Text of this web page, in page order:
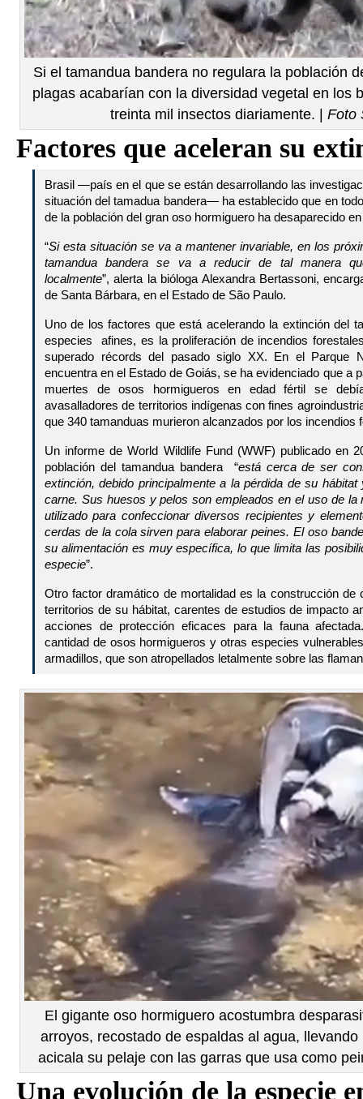
Si el tamandua bandera no regulara la población
plagas acabarían con la diversidad vegetal en los
treinta mil insectos diariamente. |Foto
Factores que aceleran su
Brasil —país en el que se están desarrollando las
situación del tamadua bandera— ha establecido que en
de la población del gran oso hormiguero ha desaparecido
“Si esta situación se va a mantener invariable, en los
tamandua bandera se va a reducir de tal manera
localmente”, alerta la bióloga Alexandra Bertassoni,
de Santa Bárbara, en el Estado de São Paulo.
Uno de los factores que está acelerando la extinción del
especies afines, es la proliferación de incendios
superado récords del pasado siglo XX. En el Parque
encuentra en el Estado de Goiás, se ha evidenciado que a
muertes de osos hormigueros en edad fértil se
avasalladores de territorios indígenas con fines
que 340 tamanduas murieron alcanzados por los incendios
Un informe de World Wildlife Fund (WWF) publicado en
población del tamandua bandera “está cerca de ser
extinción, debido principalmente a la pérdida de su
carne. Sus huesos y pelos son empleados en el uso de la
utilizado para confeccionar diversos recipientes y
cerdas de la cola sirven para elaborar peines. El oso
su alimentación es muy específica, lo que limita las
especie”.
Otro factor dramático de mortalidad es la construcción de
territorios de su hábitat, carentes de estudios de impacto
acciones de protección eficaces para la fauna
cantidad de osos hormigueros y otras especies
armadillos, que son atropellados letalmente sobre las
El gigante oso hormiguero acostumbra
arroyos, recostado de espaldas al agua,
acicala su pelaje con las garras que usa como
Una evolución de la especie